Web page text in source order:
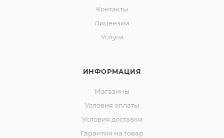
Контакты
Лицензии
Услуги
ИНФОРМАЦИЯ
Магазины
Условия оплаты
Условия доставки
Гарантия на товар